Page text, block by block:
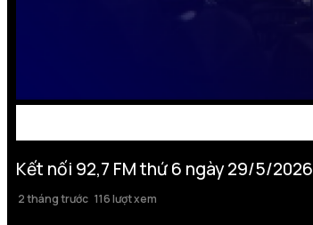
Kết nối 92,7 FM thứ 6 ngày 29/5/2026
2 tháng trước 116 lượt xem